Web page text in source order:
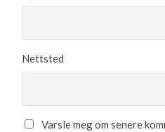
Nettsted
Varsle meg om senere